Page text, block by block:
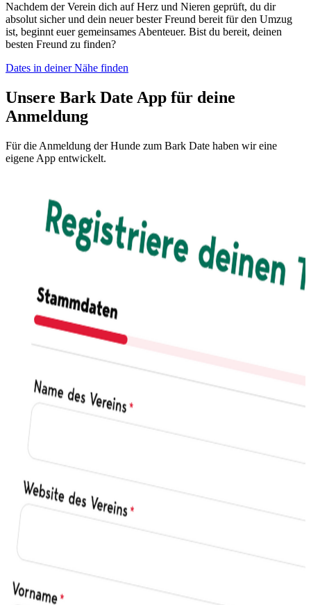
Nachdem der Verein dich auf Herz und Nieren geprüft, du dir
absolut sicher und dein neuer bester Freund bereit für den Umzug
ist, beginnt euer gemeinsames Abenteuer. Bist du bereit, deinen
besten Freund zu finden?
Dates in deiner Nähe finden
Unsere Bark Date App für deine
Anmeldung
Für die Anmeldung der Hunde zum Bark Date haben wir eine
eigene App entwickelt.